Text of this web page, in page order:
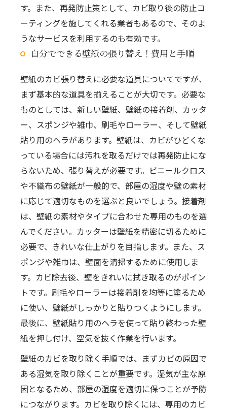
す。また、再発防止策として、カビ取り後の防止コ
ーティングを施してくれる業者もあるので、そのよ
うなサービスを利用するのも有効です。
自分でできる壁紙の張り替え！費用と手順
壁紙のカビ張り替えに必要な道具についてですが、
まず基本的な道具を揃えることが大切です。必要な
ものとしては、新しい壁紙、壁紙の接着剤、カッタ
ー、スポンジや雑巾、刷毛やローラー、そして壁紙
貼り用のヘラがあります。壁紙は、カビがひどくな
っている場合には汚れを取るだけでは再発防止にな
らないため、張り替えが必要です。ビニールクロス
や不織布の壁紙が一般的で、部屋の湿度や壁の素材
に応じて適切なものを選ぶと良いでしょう。接着剤
は、壁紙の素材やタイプに合わせた専用のものを選
んでください。カッターは壁紙を精密に切るために
必要で、きれいな仕上がりを目指します。また、ス
ポンジや雑巾は、壁面を清掃するために使用しま
す。カビ除去後、壁をきれいに拭き取るのがポイン
トです。刷毛やローラーは接着剤を均等に塗るため
に使い、壁紙がしっかりと貼りつくようにします。
最後に、壁紙貼り用のヘラを使って貼り終わった壁
紙を押し付け、空気を抜く作業を行います。
壁紙のカビを取り除く手順では、まずカビの原因で
ある湿気を取り除くことが重要です。湿気が主な原
因となるため、部屋の湿度を適切に保つことが予防
につながります。カビを取り除くには、専用のカビ